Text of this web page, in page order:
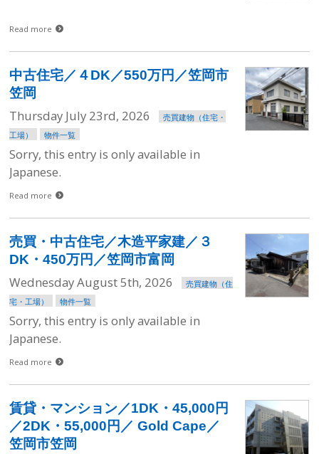
Read more
中古住宅／４DK／550万円／笠岡市
笠岡
Thursday July 23rd, 2026
売買建物（住宅・
工場）
物件一覧
Sorry, this entry is only available in
Japanese.
Read more
売買・中古住宅／木造平家建／３
DK・450万円／笠岡市富岡
Wednesday August 5th, 2026
売買建物（住
宅・工場）
物件一覧
Sorry, this entry is only available in
Japanese.
Read more
賃貸・マンション／1DK・45,000円
／2DK・55,000円／ Gold Cape／
笠岡市笠岡